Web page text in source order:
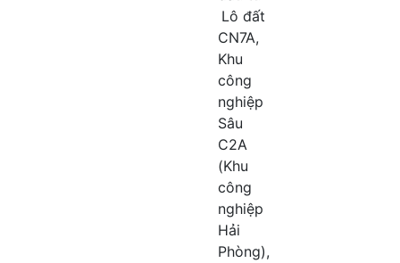
Lô đất
CN7A,
Khu
công
nghiệp
Sâu
C2A
(Khu
công
nghiệp
Hải
Phòng),